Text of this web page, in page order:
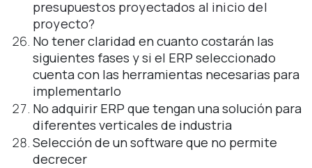
presupuestos proyectados al inicio del
proyecto?
No tener claridad en cuanto costarán las
siguientes fases y si el ERP seleccionado
cuenta con las herramientas necesarias para
implementarlo
No adquirir ERP que tengan una solución para
diferentes verticales de industria
Selección de un software que no permite
decrecer